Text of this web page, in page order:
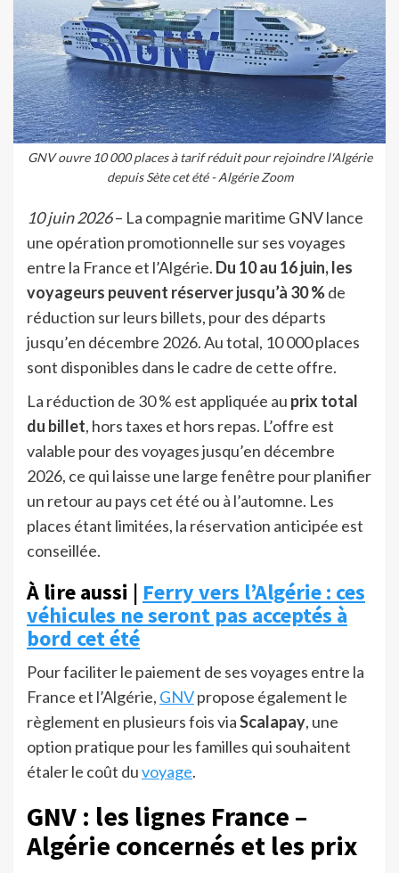
GNV ouvre 10 000 places à tarif réduit pour rejoindre l'Algérie
depuis Sète cet été - Algérie Zoom
10 juin 2026– La compagnie maritime GNV lance
une opération promotionnelle sur ses voyages
entre la France et l’Algérie. Du 10 au 16 juin, les
voyageurs peuvent réserver jusqu’à 30 %de
réduction sur leurs billets, pour des départs
jusqu’en décembre 2026. Au total, 10 000 places
sont disponibles dans le cadre de cette offre.
La réduction de 30 % est appliquée au prix total
du billet, hors taxes et hors repas. L’offre est
valable pour des voyages jusqu’en décembre
2026, ce qui laisse une large fenêtre pour planifier
un retour au pays cet été ou à l’automne. Les
places étant limitées, la réservation anticipée est
conseillée.
À lire aussi | Ferry vers l’Algérie : ces
véhicules ne seront pas acceptés à
bord cet été
Pour faciliter le paiement de ses voyages entre la
France et l’Algérie, GNVpropose également le
règlement en plusieurs fois viaScalapay, une
option pratique pour les familles qui souhaitent
étaler le coût duvoyage.
GNV : les lignes France –
Algérie concernés et les prix